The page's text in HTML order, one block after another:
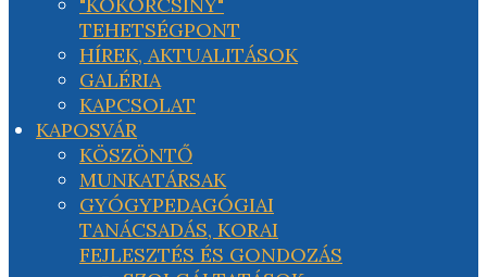
TEHETSÉGPONT
HÍREK, AKTUALITÁSOK
GALÉRIA
KAPCSOLAT
KAPOSVÁR
KÖSZÖNTŐ
MUNKATÁRSAK
GYÓGYPEDAGÓGIAI
TANÁCSADÁS, KORAI
FEJLESZTÉS ÉS GONDOZÁS